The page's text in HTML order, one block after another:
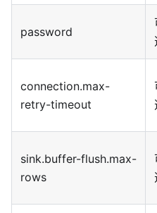
password
connection.max-
retry-timeout
sink.buffer-flush.max-
rows